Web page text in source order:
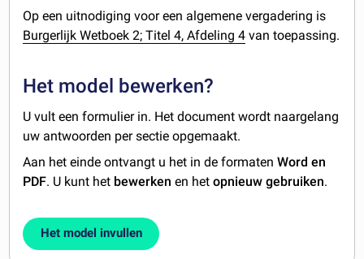
Op een uitnodiging voor een algemene vergadering is
Burgerlijk Wetboek 2; Titel 4, Afdeling 4 van toepassing.
Het model bewerken?
U vult een formulier in. Het document wordt naargelang
uw antwoorden per sectie opgemaakt.
Aan het einde ontvangt u het in de formatenWord en
PDF. U kunt het bewerken en hetopnieuw gebruiken.
Het model invullen